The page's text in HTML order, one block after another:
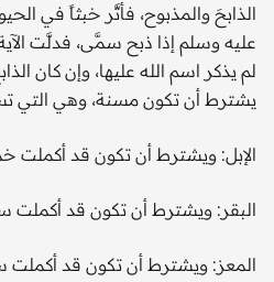
الذابحَ والمذبوح، فأثَّر خبثاً في
عليه وسلم إذا ذبح سمَّى، فدلَّت
يشترط أن تكون مسنة، وهي التي
الإبل: ويشترط أن تكون قد
البقر: ويشترط أن تكون قد أكملت
المعز: ويشترط أن تكون قد